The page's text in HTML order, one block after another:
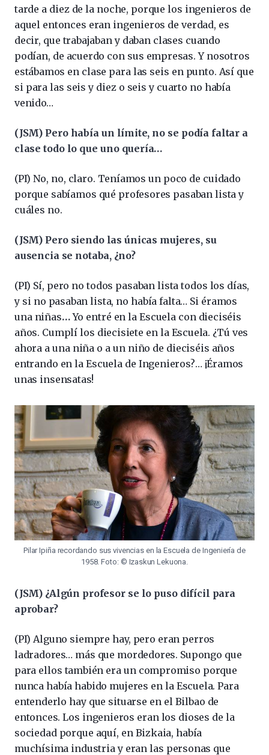
tarde a diez de la noche, porque los ingenieros de
aquel entonces eran ingenieros de verdad, es
decir, que trabajaban y daban clases cuando
podían, de acuerdo con sus empresas. Y nosotros
estábamos en clase para las seis en punto. Así que
si para las seis y diez o seis y cuarto no había
venido…
(JSM) Pero había un límite, no se podía faltar a
clase todo lo que uno quería…
(PI) No, no, claro. Teníamos un poco de cuidado
porque sabíamos qué profesores pasaban lista y
cuáles no.
(JSM) Pero siendo las únicas mujeres, su
ausencia se notaba, ¿no?
(PI) Sí, pero no todos pasaban lista todos los días,
y si no pasaban lista, no había falta… Si éramos
una niñas…Yo entré en la Escuela con dieciséis
años. Cumplí los diecisiete en la Escuela. ¿Tú ves
ahora a una niña o a un niño de dieciséis años
entrando en la Escuela de Ingenieros?… ¡Éramos
unas insensatas!
Pilar Ipiña recordando sus vivencias en la Escuela de Ingeniería de
1958. Foto: © Izaskun Lekuona.
(JSM) ¿Algún profesor se lo puso difícil para
aprobar?
(PI) Alguno siempre hay, pero eran perros
ladradores… más que mordedores. Supongo que
para ellos también era un compromiso porque
nunca había habido mujeres en la Escuela. Para
entenderlo hay que situarse en el Bilbao de
entonces. Los ingenieros eran los dioses de la
sociedad porque aquí, en Bizkaia, había
muchísima industria y eran las personas que